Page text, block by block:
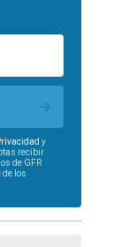
y
recibir
de GFR
los